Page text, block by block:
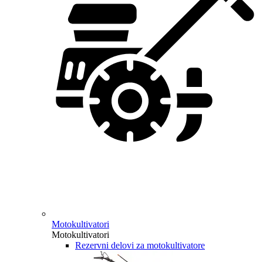
Motokultivatori
Motokultivatori
Rezervni delovi za motokultivatore